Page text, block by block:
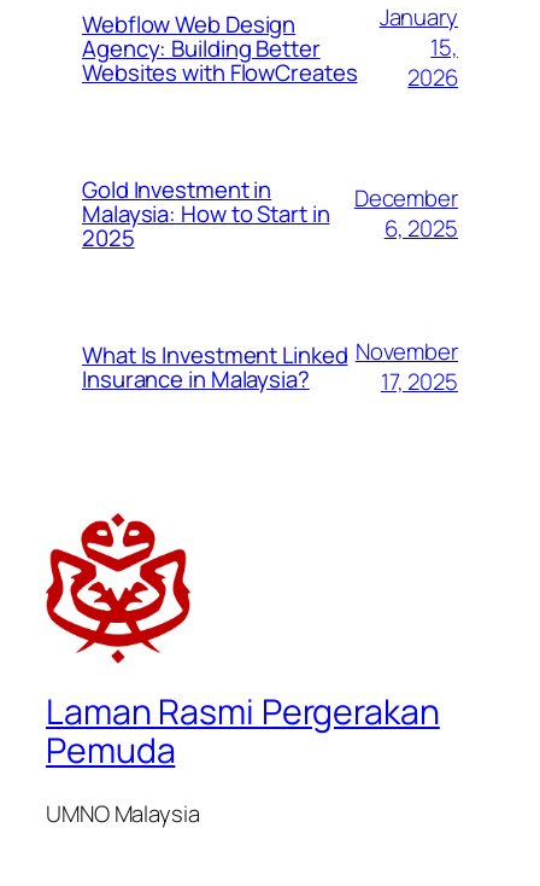
Webflow Web Design
Agency: Building Better
Websites with FlowCreates
January
15,
2026
Gold Investment in
Malaysia: How to Start in
2025
December
6, 2025
What Is Investment Linked
Insurance in Malaysia?
November
17, 2025
Laman Rasmi Pergerakan
Pemuda
UMNO Malaysia